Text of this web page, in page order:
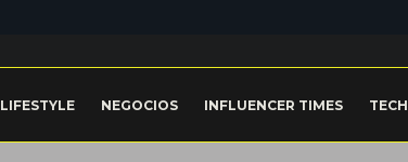
LIFESTYLE NEGOCIOS INFLUENCER TIMES TECH